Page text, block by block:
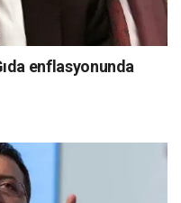
enflasyonunda